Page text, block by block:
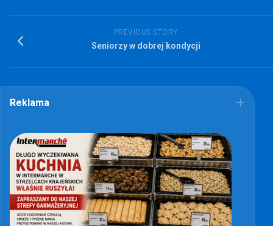
PREVIOUS STORY
Seniorzy w dobrej kondycji
Reklama